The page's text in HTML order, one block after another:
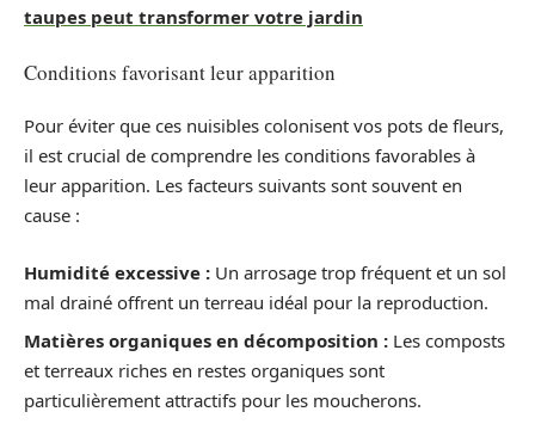
taupes peut transformer votre jardin
Conditions favorisant leur apparition
Pour éviter que ces nuisibles colonisent vos pots de fleurs,
il est crucial de comprendre les conditions favorables à
leur apparition. Les facteurs suivants sont souvent en
cause :
Humidité excessive : Un arrosage trop fréquent et un sol
mal drainé offrent un terreau idéal pour la reproduction.
Matières organiques en décomposition : Les composts
et terreaux riches en restes organiques sont
particulièrement attractifs pour les moucherons.